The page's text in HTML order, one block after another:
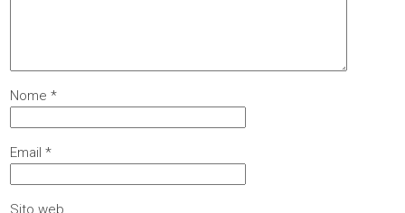
Nome*
Email*
Sito web